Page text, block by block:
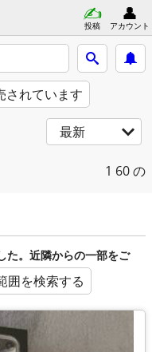
投稿 アカウント
されています
最新
1 60 の
た。近隣からの一部をご
囲を検索する